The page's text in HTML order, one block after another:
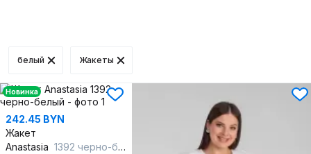
белый Жакеты
Новинка
242.45 BYN
Жакет
Anastasia 1392 черно-белый